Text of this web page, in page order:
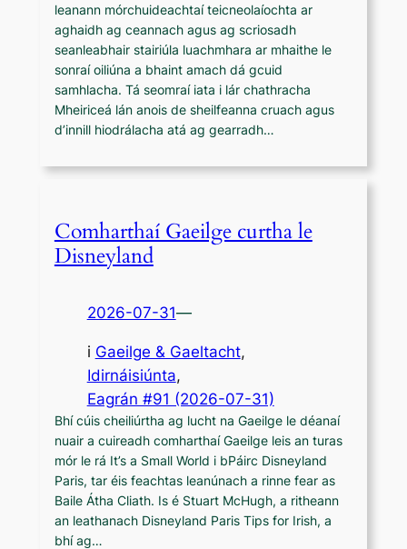
leanann mórchuideachtaí teicneolaíochta ar
aghaidh ag ceannach agus ag scriosadh
seanleabhair stairiúla luachmhara ar mhaithe le
sonraí oiliúna a bhaint amach dá gcuid
samhlacha. Tá seomraí iata i lár chathracha
Mheiriceá lán anois de sheilfeanna cruach agus
d’innill hiodrálacha atá ag gearradh…
Comharthaí Gaeilge curtha le
Disneyland
2026-07-31—
i Gaeilge & Gaeltacht
Idirnáisiúnta,
Eagrán #91 (2026-07-31)
Bhí cúis cheiliúrtha ag lucht na Gaeilge le déanaí
nuair a cuireadh comharthaí Gaeilge leis an turas
mór le rá It’s a Small World i bPáirc Disneyland
Paris, tar éis feachtas leanúnach a rinne fear as
Baile Átha Cliath. Is é Stuart McHugh, a ritheann
an leathanach Disneyland Paris Tips for Irish, a
bhí ag…